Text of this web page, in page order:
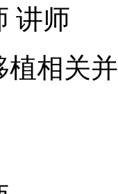
讲师
植相关